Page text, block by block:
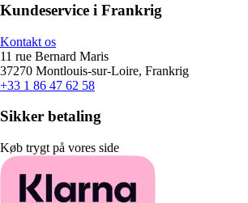
Kundeservice i Frankrig
Kontakt os
11 rue Bernard Maris
37270 Montlouis-sur-Loire, Frankrig
+33 1 86 47 62 58
Sikker betaling
Køb trygt på vores side